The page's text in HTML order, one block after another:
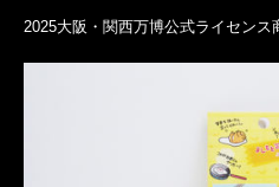
2025大阪・関西万博公式ライセンス